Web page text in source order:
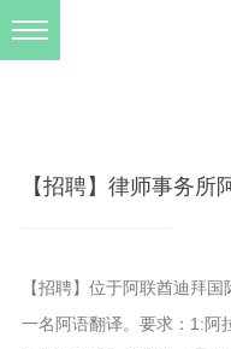
【招聘】律师事务所
【招聘】位于阿联酋迪拜
一名阿语翻译。要求：1:阿